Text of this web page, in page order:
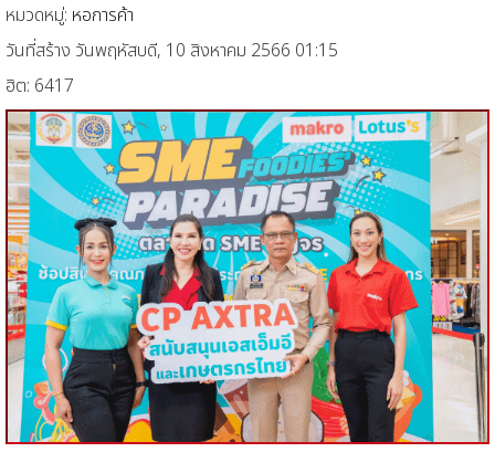
หมวดหมู่: หอการค้า
วันที่สร้าง วันพฤหัสบดี, 10 สิงหาคม 2566 01:15
ฮิต: 6417